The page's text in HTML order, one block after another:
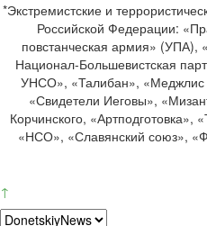
*Экстремистские и
Российской Федерации:
повстанческая армия»
Национал-Большевистская
УНСО», «Талибан», «Меджлис
«Свидетели Иеговы»,
Корчинского,
«НСО», «Славянский союз»,
↑